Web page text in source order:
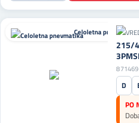
Celoletna pnevmatika
215/
D
PO